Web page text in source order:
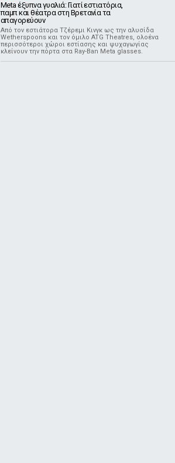
Meta έξυπνα γυαλιά: Γιατί εστιατόρια,
παμπ και θέατρα στη Βρετανία τα
απαγορεύουν
Από τον εστιάτορα Τζέρεμι Κινγκ ως την αλυσίδα
Wetherspoons και τον όμιλο ATG Theatres, ολοένα
περισσότεροι χώροι εστίασης και ψυχαγωγίας
κλείνουν την πόρτα στα Ray-Ban Meta glasses.